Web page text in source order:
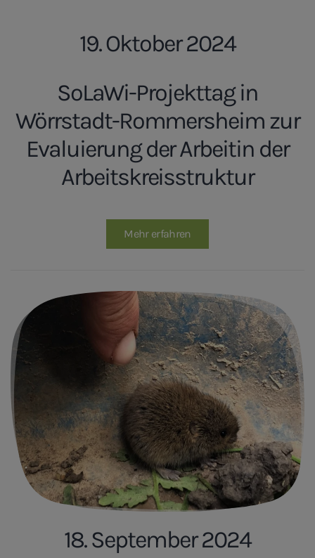
19. Oktober 2024
SoLaWi-Projekttag in
Wörrstadt-Rommersheim zur
Evaluierung der Arbeitin der
Arbeitskreisstruktur
Mehr erfahren
18. September 2024